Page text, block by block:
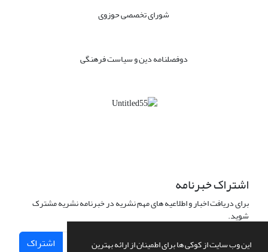
این وب سایت از کوکی ها برای اطمینان از ارائه بهترین
شورای تخصصی حوزوی
دوفصلنامه دین و سیاست فرهنگی
اشتراک خبرنامه
برای دریافت اخبار و اطلاعیه های مهم نشریه در خبرنامه نشریه مشترک
شوید.
اشتراک